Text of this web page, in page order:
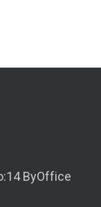
ByOffice